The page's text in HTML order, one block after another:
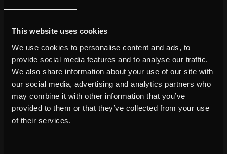
This website uses cookies
We use cookies to personalise content and ads, to
provide social media features and to analyse our traffic.
We also share information about your use of our site with
our social media, advertising and analytics partners who
may combine it with other information that you’ve
provided to them or that they’ve collected from your use
of their services.
Community Economy